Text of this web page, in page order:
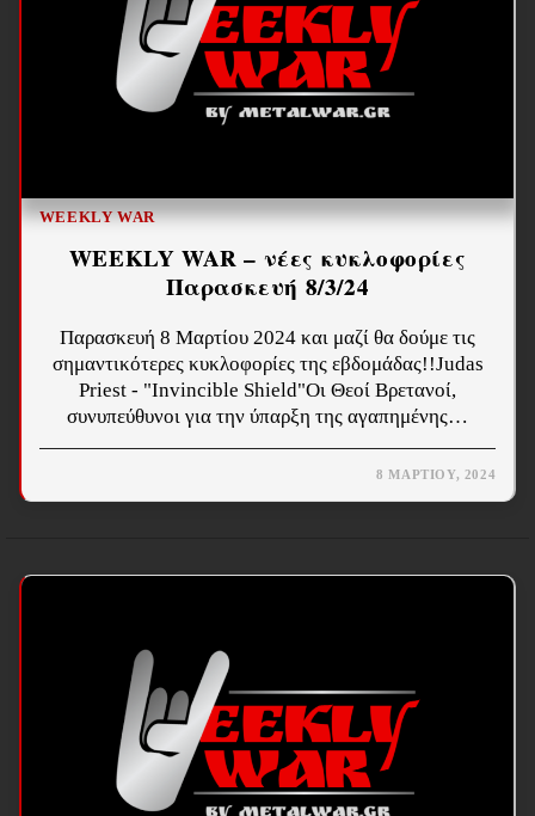
WEEKLY WAR
WEEKLY WAR – νέες κυκλοφορίες
Παρασκευή 8/3/24
Παρασκευή 8 Μαρτίου 2024 και μαζί θα δούμε τις
σημαντικότερες κυκλοφορίες της εβδομάδας!!Judas
Priest - "Invincible Shield"Οι Θεοί Βρετανοί,
συνυπεύθυνοι για την ύπαρξη της αγαπημένης…
8 ΜΑΡΤΊΟΥ, 2024